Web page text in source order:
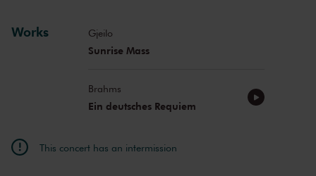
Works Gjeilo
Sunrise Mass
Brahms
Ein deutsches Requiem
This concert has an intermission